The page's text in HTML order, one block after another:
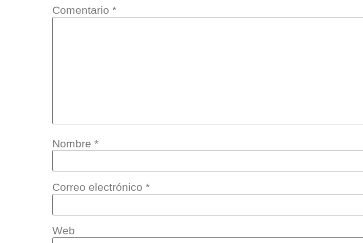
Comentario *
Nombre *
Correo electrónico *
Web